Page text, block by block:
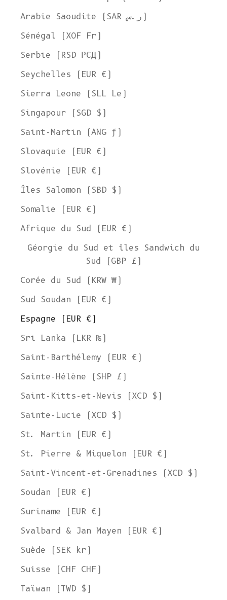
Arabie Saoudite (SAR ر.س)
Sénégal (XOF Fr)
Serbie (RSD РСД)
Seychelles (EUR €)
Sierra Leone (SLL Le)
Singapour (SGD $)
Saint-Martin (ANG ƒ)
Slovaquie (EUR €)
Slovénie (EUR €)
Îles Salomon (SBD $)
Somalie (EUR €)
Afrique du Sud (EUR €)
Géorgie du Sud et îles Sandwich du
Sud (GBP £)
Corée du Sud (KRW ₩)
Sud Soudan (EUR €)
Espagne (EUR €)
Sri Lanka (LKR ₨)
Saint-Barthélemy (EUR €)
Sainte-Hélène (SHP £)
Saint-Kitts-et-Nevis (XCD $)
Sainte-Lucie (XCD $)
St. Martin (EUR €)
St. Pierre & Miquelon (EUR €)
Saint-Vincent-et-Grenadines (XCD $)
Soudan (EUR €)
Suriname (EUR €)
Svalbard & Jan Mayen (EUR €)
Suède (SEK kr)
Suisse (CHF CHF)
Taïwan (TWD $)
États-Unis
Langue
Anglais
Devise
Dollar américain
VOIR LA COLLECTION